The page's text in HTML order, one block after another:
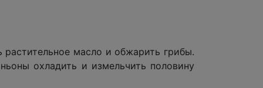
масло и обжарить грибы.
охладить и измельчить половину